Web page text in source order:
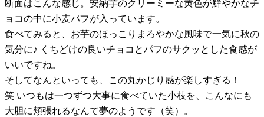
断面はこんな感じ。安納芋のクリーミーな黄色が鮮やかなチ
ョコの中に小麦パフが入っています。
食べてみると、お芋のほっこりまろやかな風味で一気に秋の
気分に♪ くちどけの良いチョコとパフのサクッとした食感が
いいですね。
そしてなんといっても、この丸かじり感が楽しすぎる！
笑 いつもは一つずつ大事に食べていた小枝を、こんなにも
大胆に頬張れるなんて夢のようです（笑）。